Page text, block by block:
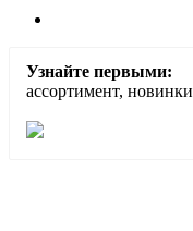
Узнайте первыми:
ассортимент,